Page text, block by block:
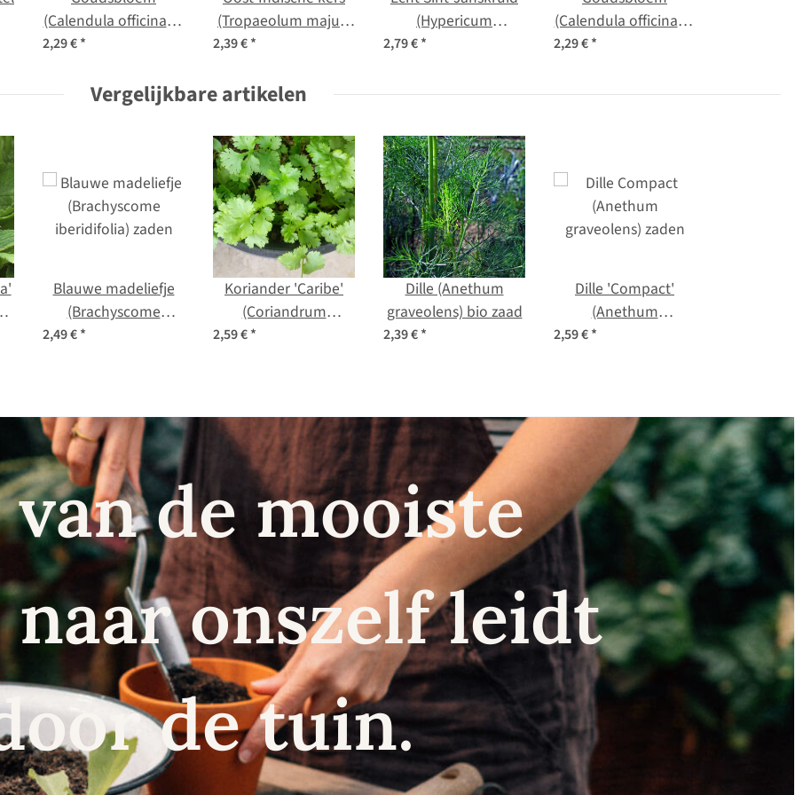
(Calendula officinalis)
2,29 €*
(Tropaeolum majus)
2,39 €*
(Hypericum
perforatum) bio zaad
2,79 €*
(Calendula officinalis)
2,29 €*
Vergelijkbare artikelen
Blauwe madeliefje
(Brachyscome
iberidifolia) zaden
2,49 €*
Koriander 'Caribe'
(Coriandrum
sativum) bio zaad
2,59 €*
Dille (Anethum
graveolens) bio zaad
2,39 €*
Dille 'Compact'
(Anethum
graveolens) zaden
2,59 €*
van de mooiste
naar onszelf leidt
de tuin.